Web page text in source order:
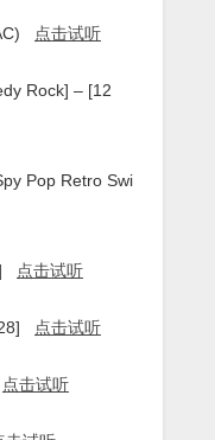
点击试听
Rock] – [12
Pop Retro Swi
点击试听
点击试听
点击试听